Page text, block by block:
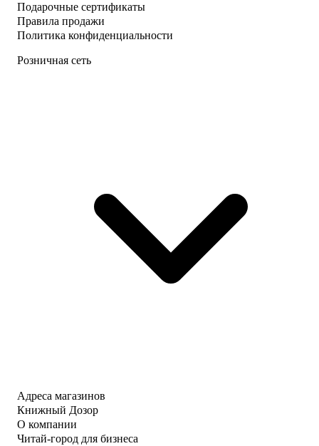
Подарочные сертификаты
Правила продажи
Политика конфиденциальности
Розничная сеть
Адреса магазинов
Книжный Дозор
О компании
Читай-город для бизнеса